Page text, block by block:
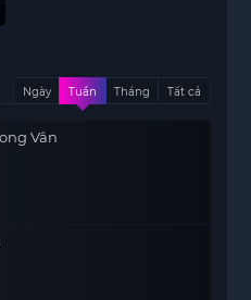
Ngày Tuần Tháng Tất cả
Vân